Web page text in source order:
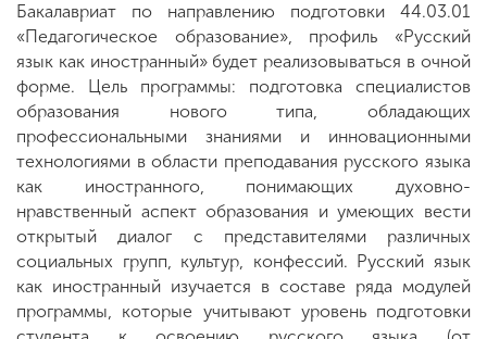
Бакалавриат по направлению подготовки 44.03.01
«Педагогическое образование», профиль «Русский
язык как иностранный» будет реализовываться в очной
форме. Цель программы: подготовка специалистов
образования нового типа, обладающих
профессиональными знаниями и инновационными
технологиями в области преподавания русского языка
как иностранного, понимающих духовно-
нравственный аспект образования и умеющих вести
открытый диалог с представителями различных
социальных групп, культур, конфессий. Русский язык
как иностранный изучается в составе ряда модулей
программы, которые учитывают уровень подготовки